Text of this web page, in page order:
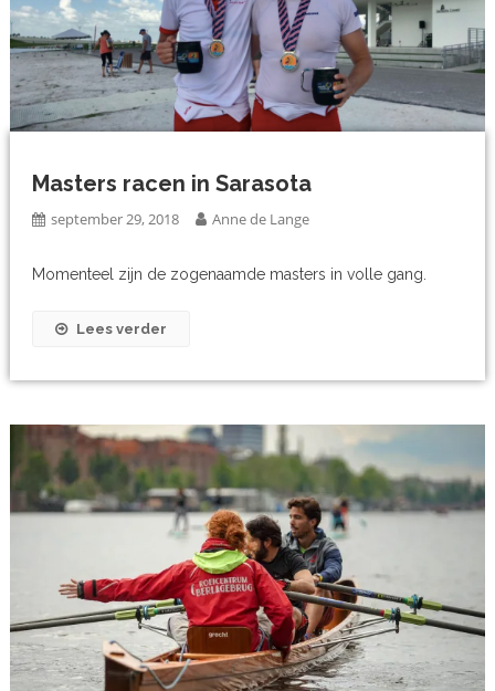
Masters racen in Sarasota
september 29, 2018 Anne de Lange
Momenteel zijn de zogenaamde masters in volle gang.
Lees verder